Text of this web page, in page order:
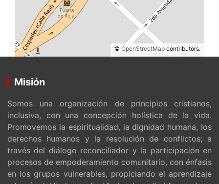
© OpenStreetMap contributors.
Misión
Somos una organización de principios cristianos,
inclusiva, con una concepción holística de la vida.
Promovemos la espiritualidad, la dignidad humana, los
derechos humanos y la resolución de conflictos; a
través del diálogo reconciliador y la participación en
procesos de empoderamiento comunitario, con énfasis
en los grupos vulnerables, propiciando el aprendizaje